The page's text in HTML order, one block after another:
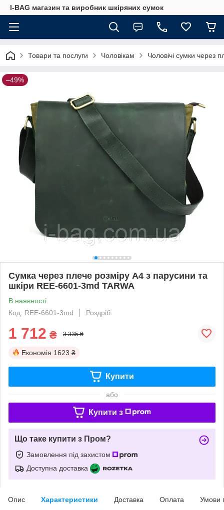
I-BAG магазин та виробник шкіряних сумок
Товари та послуги Чоловікам Чоловічі сумки через
–49%
Сумка через плече розміру А4 з парусини та
шкіри REE-6601-3md TARWA
В наявності
Код: REE-6601-3md
Роздріб
1 712 ₴ 3 335 ₴
Економія 1623 ₴
Купити
або
Купити з
Що таке купити з Пром?
Замовлення під захистом
Доступна доставка
Опис Характеристики Доставка Оплата Умови